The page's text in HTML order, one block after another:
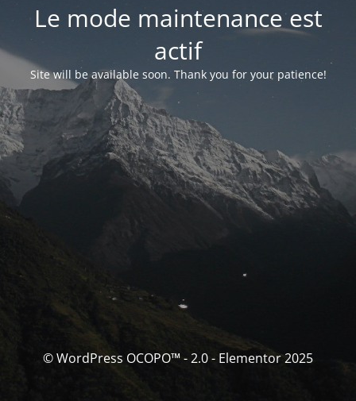
Le mode maintenance est
actif
Site will be available soon. Thank you for your patience!
© WordPress OCOPO™ - 2.0 - Elementor 2025